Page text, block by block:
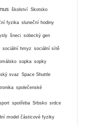
školství Skotsko
fyzika sluneční hodiny
šneci sobecký gen
sociální hmyz sociální sítě
sopka sopky
svaz Space Shuttle
společenské
spotřeba Srbsko srdce
model částicové fyziky